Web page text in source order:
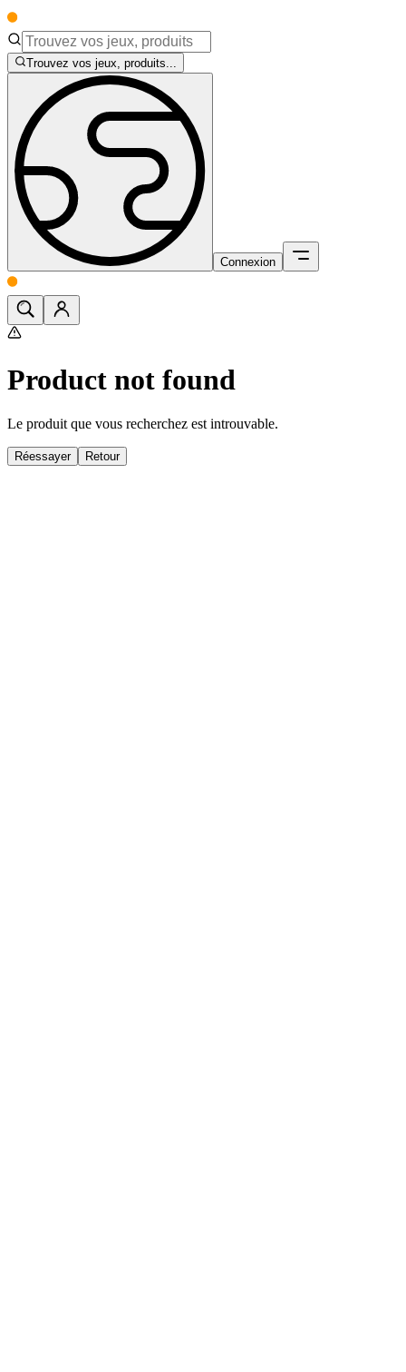
Trouvez vos jeux, produits...
Connexion
Product not found
Le produit que vous recherchez est introuvable.
Réessayer Retour